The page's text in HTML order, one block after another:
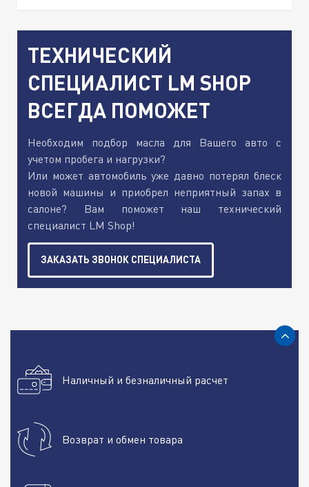
ТЕХНИЧЕСКИЙ
СПЕЦИАЛИСТ LM SHOP
ВСЕГДА ПОМОЖЕТ
Необходим подбор масла для Вашего авто с
учетом пробега и нагрузки?
Или может автомобиль уже давно потерял блеск
новой машины и приобрел неприятный запах в
салоне? Вам поможет наш технический
специалист LM Shop!
ЗАКАЗАТЬ ЗВОНОК СПЕЦИАЛИСТА
Наличный и безналичный расчет
Возврат и обмен товара